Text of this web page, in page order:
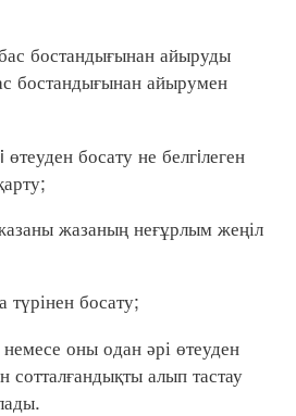
бостандығынан айыруды
бостандығынан айырумен
босату не белгiлеген
жазаның неғұрлым жеңіл
босату;
оны одан әрі өтеуден
сотталғандықты алып тастау